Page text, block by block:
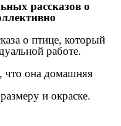
рассказов о
о птице, который
работе.
что она домашняя
и окраске.